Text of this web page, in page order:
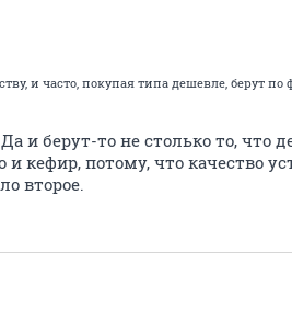
и часто, покупая типа дешевле, берут по
и берут-то не столько то, что
кефир, потому, что качество
второе.